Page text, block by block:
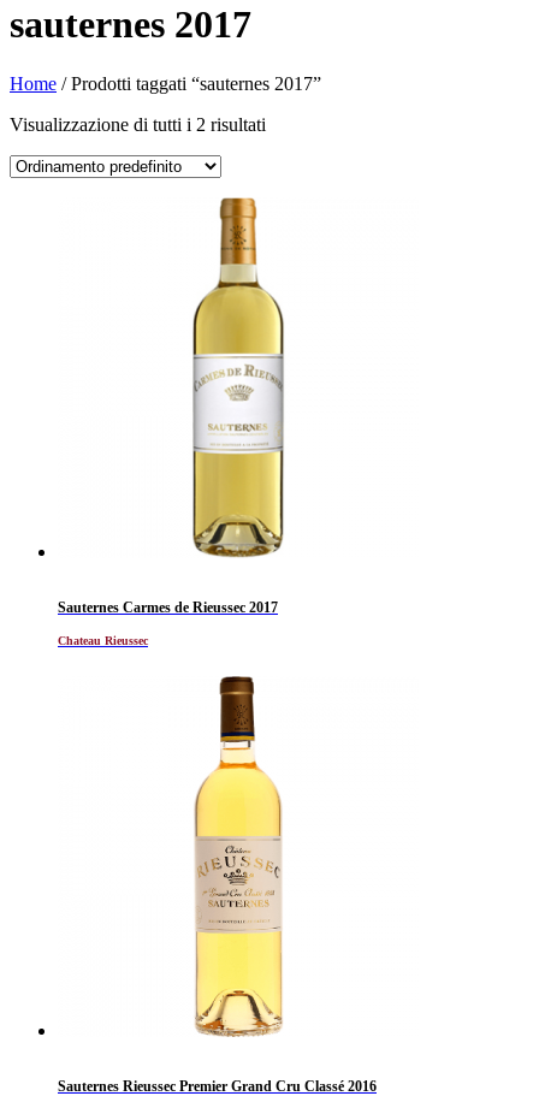
sauternes 2017
Home / Prodotti taggati “sauternes 2017”
Visualizzazione di tutti i 2 risultati
Sauternes Carmes de Rieussec 2017
Chateau Rieussec
Sauternes Rieussec Premier Grand Cru Classé 2016